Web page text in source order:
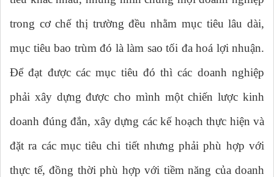
trong cơ chế thị trường đều nhằm mục tiêu lâu dài,
mục tiêu bao trùm đó là làm sao tối đa hoá lợi nhuận.
Để đạt được các mục tiêu đó thì các doanh nghiệp
phải xây dựng được cho mình một chiến lược kinh
doanh đúng đắn, xây dựng các kế hoạch thực hiện và
đặt ra các mục tiêu chi tiết nhưng phải phù hợp với
thực tế, đồng thời phù hợp với tiềm năng của doanh